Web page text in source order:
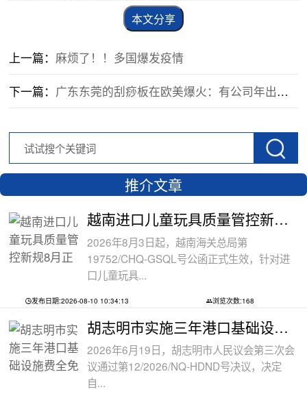
本文分享
上一篇： 麻烦了！！多国爆发疫情
下一篇： 广东东莞的刮痧板在欧美爆火：有公司年出口量可达700万片
推介文章
越南进口儿童玩具质量管控新规8月正式执
2026年8月3日起，越南海关总局第
19752/CHQ-GSQL号公函正式生效，针对进
口儿童玩具...
发布日期:2026-08-10 10:34:13 浏览次数:168
胡志明市实施三年港口基础设施费全免政
2026年6月19日，胡志明市人民议会第三次会
议通过第12/2026/NQ-HDND号决议，决定
自...